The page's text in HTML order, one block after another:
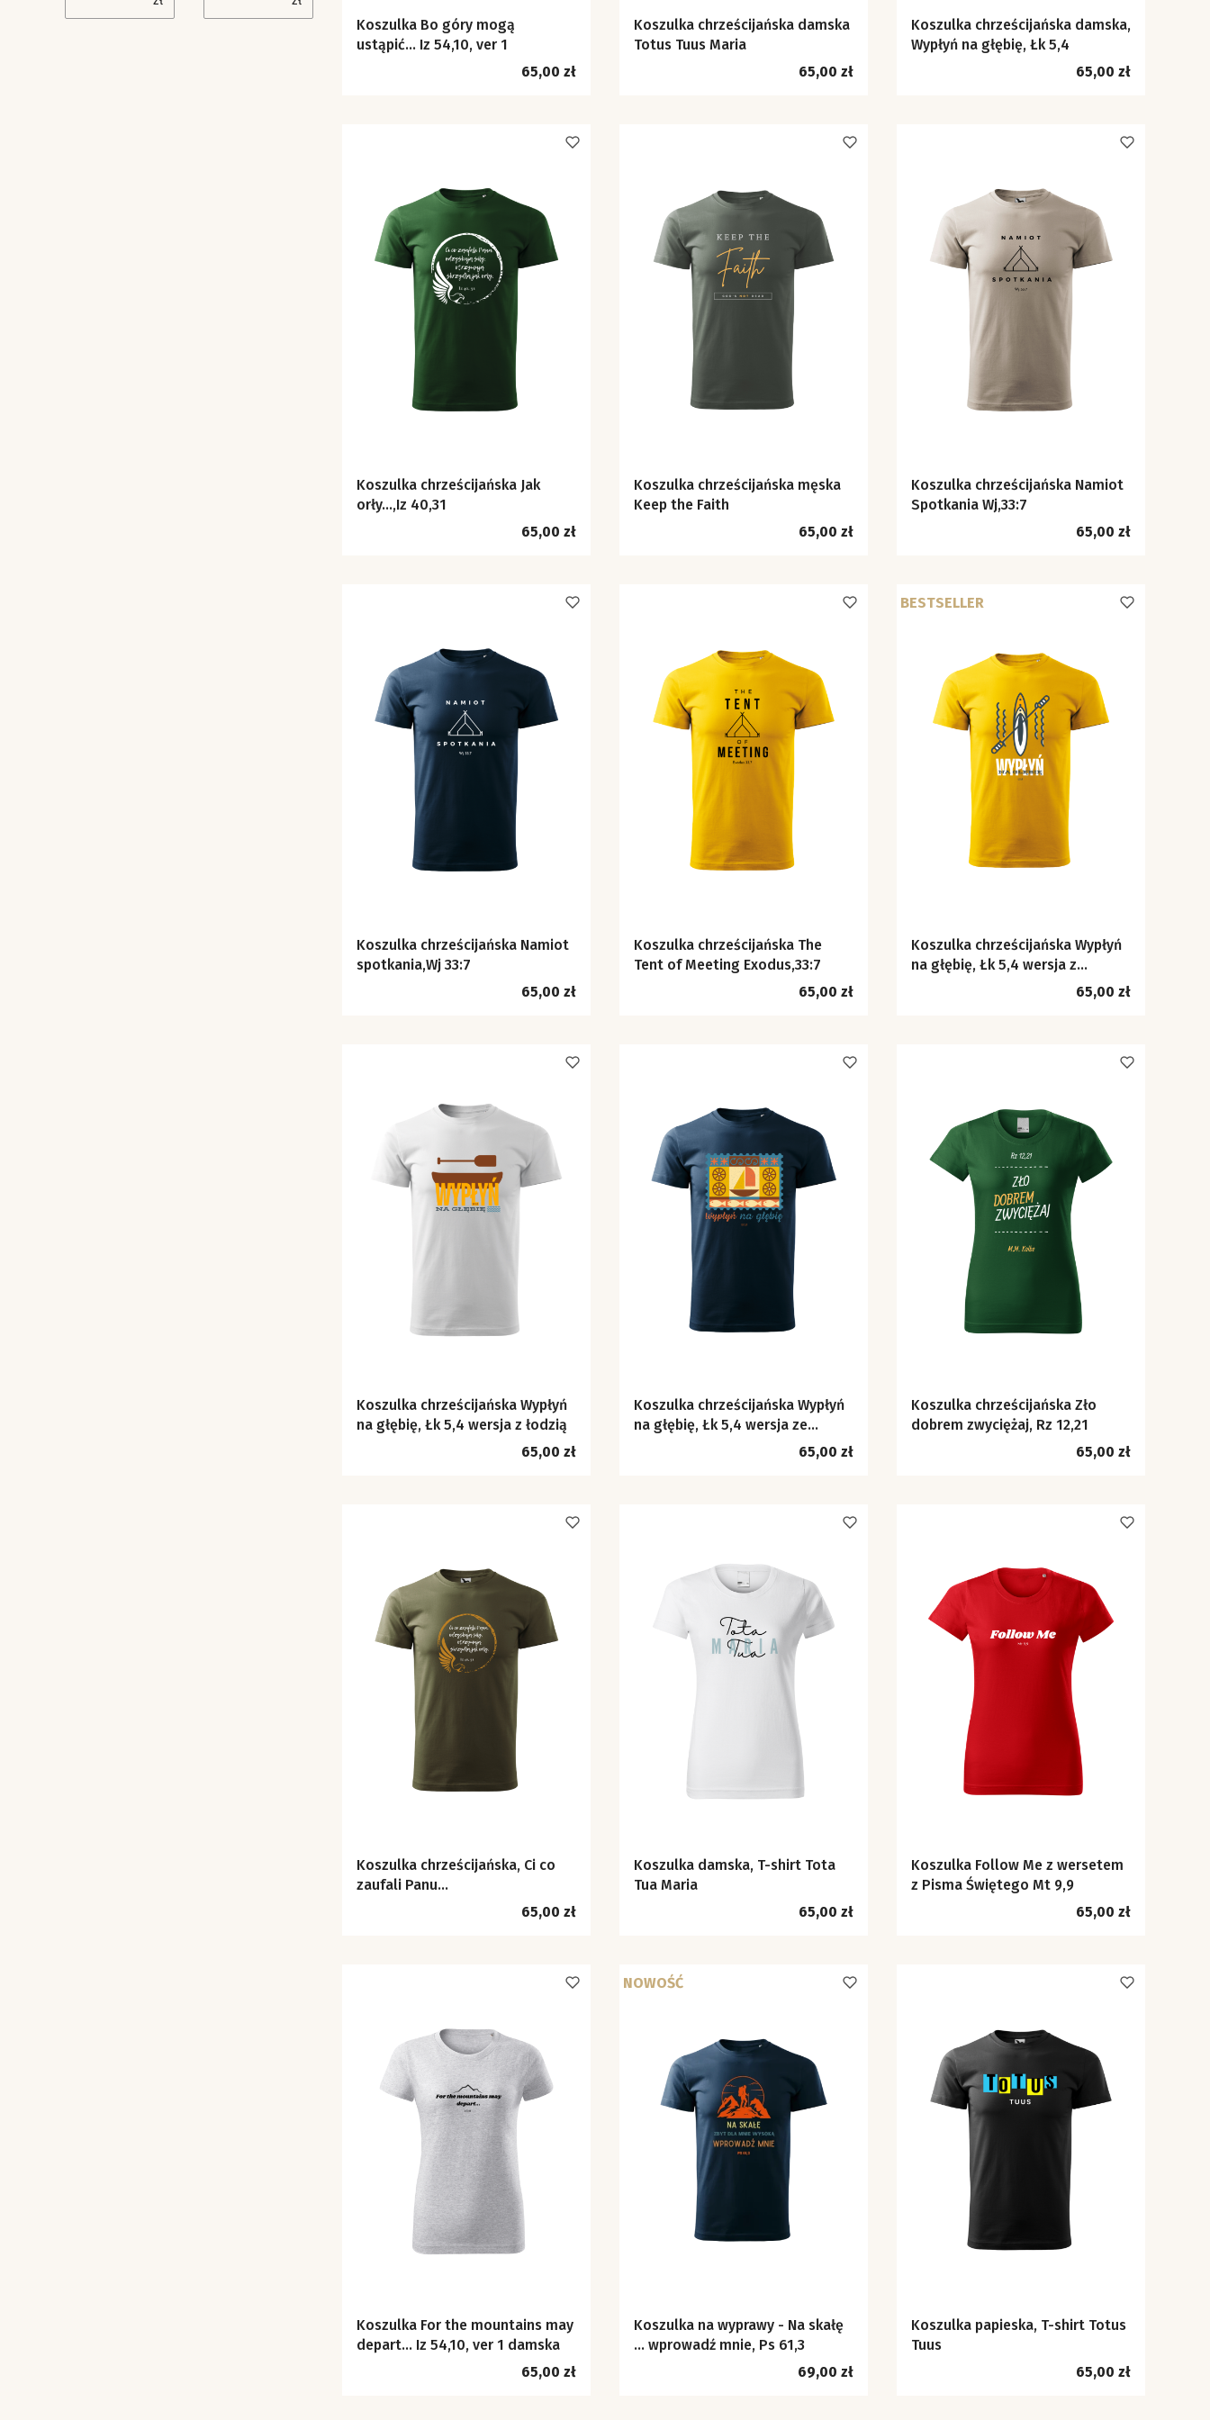
Koszulka Bo góry mogą
ustąpić… Iz 54,10, ver 1
Cena
65,00 zł
Koszulka chrześcijańska damska
Totus Tuus Maria
Cena
65,00 zł
Koszulka chrześcijańska damska,
Wypłyń na głębię, Łk 5,4
Cena
65,00 zł
Koszulka chrześcijańska Jak
orły...,Iz 40,31
Cena
65,00 zł
Koszulka chrześcijańska męska
Keep the Faith
Cena
65,00 zł
Koszulka chrześcijańska Namiot
Spotkania Wj,33:7
Cena
65,00 zł
Koszulka chrześcijańska Namiot
spotkania,Wj 33:7
Cena
65,00 zł
Koszulka chrześcijańska The
Tent of Meeting Exodus,33:7
Cena
65,00 zł
BESTSELLER
Koszulka chrześcijańska Wypłyń
na głębię, Łk 5,4 wersja z
Cena
65,00 zł
Koszulka chrześcijańska Wypłyń
na głębię, Łk 5,4 wersja z łodzią
Cena
65,00 zł
Koszulka chrześcijańska Wypłyń
na głębię, Łk 5,4 wersja ze
Cena
65,00 zł
Koszulka chrześcijańska Zło
dobrem zwyciężaj, Rz 12,21
Cena
65,00 zł
Koszulka chrześcijańska, Ci co
zaufali Panu...
Cena
65,00 zł
Koszulka damska, T-shirt Tota
Tua Maria
Cena
65,00 zł
Koszulka Follow Me z wersetem
z Pisma Świętego Mt 9,9
Cena
65,00 zł
Koszulka For the mountains may
depart… Iz 54,10, ver 1 damska
Cena
65,00 zł
NOWOŚĆ
Koszulka na wyprawy - Na skałę
... wprowadź mnie, Ps 61,3
Cena
69,00 zł
Koszulka papieska, T-shirt Totus
Tuus
Cena
65,00 zł